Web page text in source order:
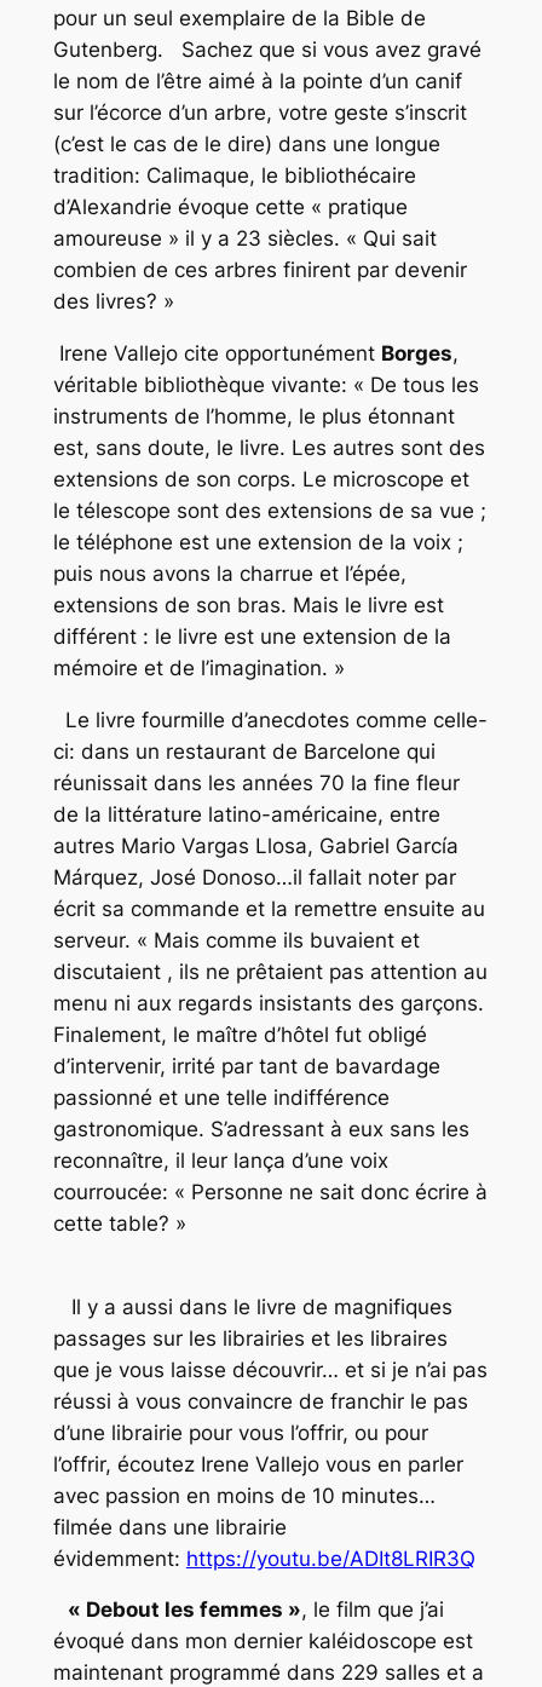
pour un seul exemplaire de la Bible de
Gutenberg. Sachez que si vous avez gravé
le nom de l’être aimé à la pointe d’un canif
sur l’écorce d’un arbre, votre geste s’inscrit
(c’est le cas de le dire) dans une longue
tradition: Calimaque, le bibliothécaire
d’Alexandrie évoque cette « pratique
amoureuse » il y a 23 siècles. « Qui sait
combien de ces arbres finirent par devenir
des livres? »
Irene Vallejo cite opportunément Borges,
véritable bibliothèque vivante: « De tous les
instruments de l’homme, le plus étonnant
est, sans doute, le livre. Les autres sont des
extensions de son corps. Le microscope et
le télescope sont des extensions de sa vue ;
le téléphone est une extension de la voix ;
puis nous avons la charrue et l’épée,
extensions de son bras. Mais le livre est
différent : le livre est une extension de la
mémoire et de l’imagination. »
Le livre fourmille d’anecdotes comme celle-
ci: dans un restaurant de Barcelone qui
réunissait dans les années 70 la fine fleur
de la littérature latino-américaine, entre
autres Mario Vargas Llosa, Gabriel García
Márquez, José Donoso…il fallait noter par
écrit sa commande et la remettre ensuite au
serveur. « Mais comme ils buvaient et
discutaient , ils ne prêtaient pas attention au
menu ni aux regards insistants des garçons.
Finalement, le maître d’hôtel fut obligé
d’intervenir, irrité par tant de bavardage
passionné et une telle indifférence
gastronomique. S’adressant à eux sans les
reconnaître, il leur lança d’une voix
courroucée: « Personne ne sait donc écrire à
cette table? »
Il y a aussi dans le livre de magnifiques
passages sur les librairies et les libraires
que je vous laisse découvrir… et si je n’ai pas
réussi à vous convaincre de franchir le pas
d’une librairie pour vous l’offrir, ou pour
l’offrir, écoutez Irene Vallejo vous en parler
avec passion en moins de 10 minutes…
filmée dans une librairie
évidemment: https://youtu.be/ADIt8LRIR3Q
« Debout les femmes », le film que j’ai
évoqué dans mon dernier kaléidoscope est
maintenant programmé dans 229 salles et a